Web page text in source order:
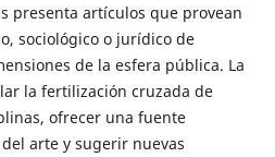
presenta artículos que provean
sociológico o jurídico de
de la esfera pública. La
la fertilización cruzada de
ofrecer una fuente
arte y sugerir nuevas